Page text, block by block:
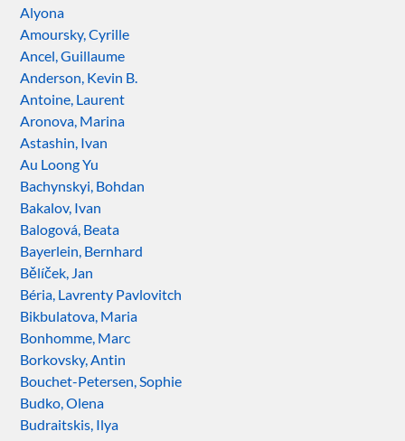
Alyona
Amoursky, Cyrille
Ancel, Guillaume
Anderson, Kevin B.
Antoine, Laurent
Aronova, Marina
Astashin, Ivan
Au Loong Yu
Bachynskyi, Bohdan
Bakalov, Ivan
Balogová, Beata
Bayerlein, Bernhard
Bělíček, Jan
Béria, Lavrenty Pavlovitch
Bikbulatova, Maria
Bonhomme, Marc
Borkovsky, Antin
Bouchet-Petersen, Sophie
Budko, Olena
Budraitskis, Ilya